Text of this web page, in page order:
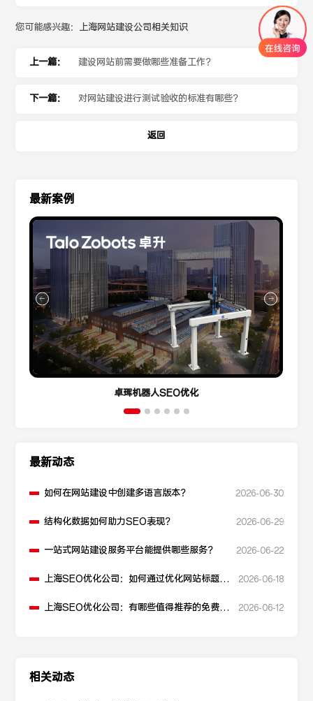
您可能感兴趣： 上海网站建设公司相关知识
上一篇： 建设网站前需要做哪些准备工作？
下一篇： 对网站建设进行测试验收的标准有哪些？
返回
最新案例
卓珲机器人SEO优化
最新动态
如何在网站建设中创建多语言版本？ 2026-06-30
结构化数据如何助力SEO表现？ 2026-06-29
一站式网站建设服务平台能提供哪些服务？ 2026-06-22
上海SEO优化公司：如何通过优化网站标题提
2026-06-18
上海SEO优化公司：有哪些值得推荐的免费
2026-06-12
相关动态